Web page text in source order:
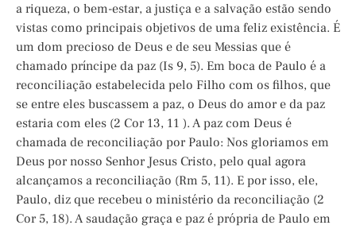
a riqueza, o bem-estar, a justiça e a salvação estão sendo
vistas como principais objetivos de uma feliz existência. É
um dom precioso de Deus e de seu Messias que é
chamado príncipe da paz (Is 9, 5). Em boca de Paulo é a
reconciliação estabelecida pelo Filho com os filhos, que
se entre eles buscassem a paz, o Deus do amor e da paz
estaria com eles (2 Cor 13, 11 ). A paz com Deus é
chamada de reconciliação por Paulo: Nos gloriamos em
Deus por nosso Senhor Jesus Cristo, pelo qual agora
alcançamos a reconciliação (Rm 5, 11). E por isso, ele,
Paulo, diz que recebeu o ministério da reconciliação (2
Cor 5, 18). A saudação graça e paz é própria de Paulo em